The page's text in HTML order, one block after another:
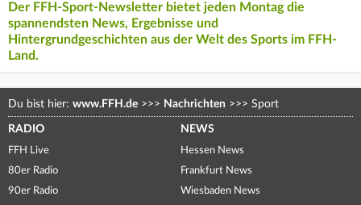
Der FFH-Sport-Newsletter bietet jeden Montag die
spannendsten News, Ergebnisse und
Hintergrundgeschichten aus der Welt des Sports im FFH-
Land.
Du bist hier: www.FFH.de >>> Nachrichten >>> Sport
RADIO
FFH Live
80er Radio
90er Radio
NEWS
Hessen News
Frankfurt News
Wiesbaden News